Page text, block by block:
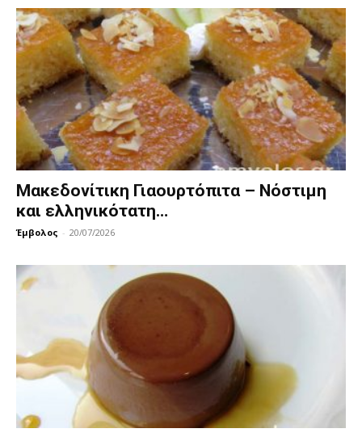
Μακεδονίτικη Γιαουρτόπιτα – Νόστιμη
και ελληνικότατη…
Έμβολος - 20/07/2026